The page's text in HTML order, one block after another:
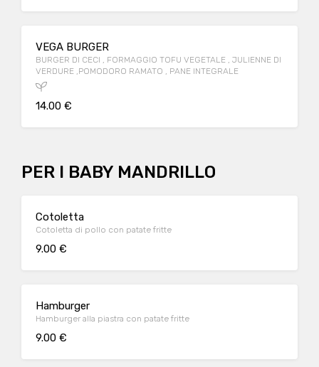
VEGA BURGER
BURGER DI CECI , FORMAGGIO TOFU VEGETALE , JULIENNE DI
VERDURE ,POMODORO RAMATO , PANE INTEGRALE
14.00 €
PER I BABY MANDRILLO
Cotoletta
Cotoletta di pollo con patate fritte
9.00 €
Hamburger
Hamburger alla piastra con patate fritte
9.00 €